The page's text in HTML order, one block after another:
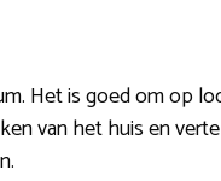
Het is goed om op
van het huis en